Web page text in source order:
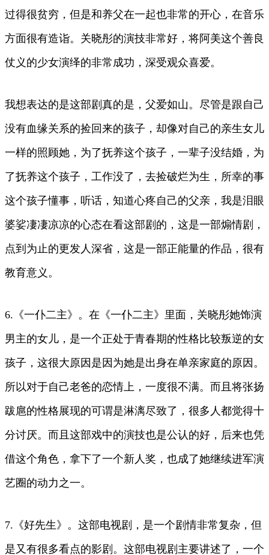
过得很贫穷，但是和养父在一起也非常的开心，在音乐
方面很有造诣。关晓彤的演技非常好，将阿美这个善良
仗义的少女演绎的非常成功，深受观众喜爱。
我想表达的是这部剧真的是，父爱如山。尽管是跟自己
没有血缘关系的捡回来的孩子，却像对自己的亲生女儿
一样的照顾她，为了抚养这个孩子，一辈子没结婚，为
了抚养这个孩子，工作没了，去捡破烂为生，所幸的事
这个孩子懂事，听话，知道心疼自己的父亲，我是泪眼
婆娑凄凄凉凉的心态在看这部剧的，这是一部煽情剧，
点到为止的更发人深省，这是一部正能量的作品，很有
教育意义。
6.《一仆二主》。在《一仆二主》里面，关晓彤她饰演
男主的女儿，是一个正处于青春期的性格比较叛逆的女
孩子，这很大原因是因为她是出身在单亲家庭的原因。
所以对于自己老爸的恋情上，一度很不满。而且将张扬
跋扈的性格展现的可谓是淋漓尽致了，很多人都觉得十
分讨厌。而且这部戏中的演技也是公认的好，后来也凭
借这个角色，拿下了一个新人奖，也成了她继续进军演
艺圈的动力之一。
7.《好先生》。这部电视剧，是一个剧情非常复杂，但
是又有很多看点的影剧。这部电视剧主要讲述了，一个